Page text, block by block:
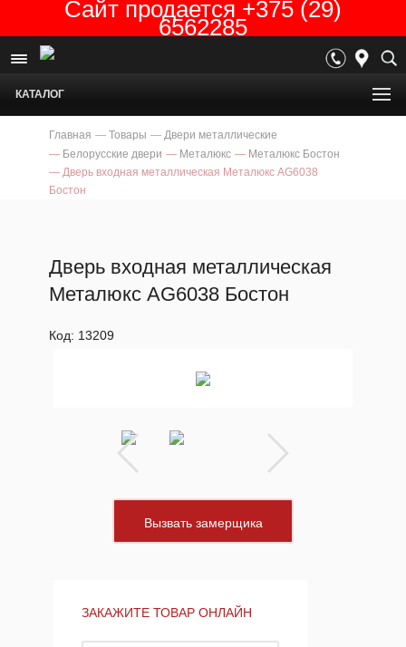
Сайт продается +375 (29)
6562285
КАТАЛОГ
Главная — Товары — Двери металлические
— Белорусские двери — Металюкс — Металюкс Бостон
— Дверь входная металлическая Металюкс AG6038
Бостон
Дверь входная металлическая
Металюкс AG6038 Бостон
Код: 13209
Вызвать замерщика
ЗАКАЖИТЕ ТОВАР ОНЛАЙН